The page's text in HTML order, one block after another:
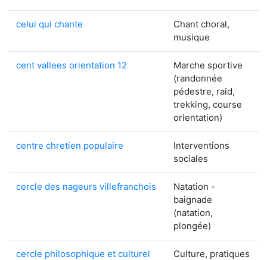
celui qui chante
Chant choral,
musique
cent vallees orientation 12
Marche sportive
(randonnée
pédestre, raid,
trekking, course
orientation)
centre chretien populaire
Interventions
sociales
cercle des nageurs villefranchois
Natation -
baignade
(natation,
plongée)
cercle philosophique et culturel
Culture, pratiques